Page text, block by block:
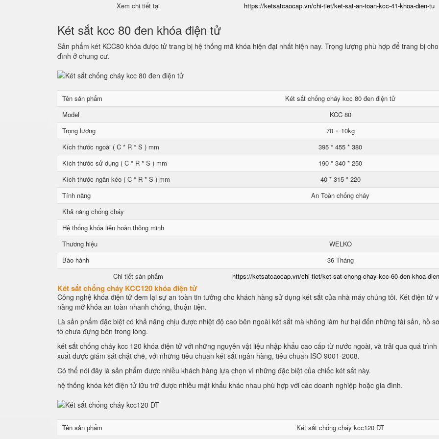
Xem chi tiết tại https://ketsatcaocap.vn/chi-tiet/ket-sat-an-toan-kcc-41-khoa-dien-tu
Két sắt kcc 80 đen khóa điện tử
Sản phẩm két KCC80 khóa được tử trang bị hệ thống mã khóa hiện đại nhất hiện nay. Trọng lượng phù hợp để trang bị
đình ở chung cư.
Tên sản phẩm
Két sắt chống cháy kcc 80 đen điện tử
Model
KCC 80
Trọng lượng
70 ± 10kg
Kích thước ngoài ( C * R * S ) mm
395 * 455 * 380
Kích thước sử dụng ( C * R * S ) mm
190 * 340 * 250
Kích thước ngăn kéo ( C * R * S ) mm
40 * 315 * 220
Tính năng
An Toàn chống cháy
Khả năng chống cháy
Hệ thống khóa liên hoàn thông minh
Thương hiệu
WELKO
Bảo hành
36 Tháng
Chi tiết sản phẩm
https://ketsatcaocap.vn/chi-tiet/ket-sat-chong-chay-kcc-60-den-khoa-
Két sắt chống cháy KCC120 khóa điện tử
Công nghệ khóa điện tử đem lại sự an toàn tin tưởng cho khách hàng sử dụng két sắt của nhà máy chúng tôi. Két điện tử
năng mở khóa an toàn nhanh chóng, thuận tiện.
Là sản phẩm đặc biệt có khả năng chịu được nhiệt độ cao bên ngoài két sắt mà không làm hư hại đến những tài sản, hồ
tờ chưa đựng bên trong lòng.
két sắt chống cháy kcc 120 khóa điện tử với những nguyên vật liệu nhập khẩu cao cấp từ nước ngoài, và trải qua quá trình
xuất được giám sát chặt chẽ, với những tiêu chuẩn két sắt ngân hàng, tiêu chuẩn ISO 9001-2008.
Có thể nói đây là sản phẩm được nhiều khách hàng lựa chọn vì những đặc biệt của chiếc két sắt này.
hệ thống khóa két điện tử lữu trữ được nhiều mật khẩu khác nhau phù hợp với các doanh nghiệp hoặc gia đình.
Tên sản phẩm Két sắt chống cháy kcc120 DT